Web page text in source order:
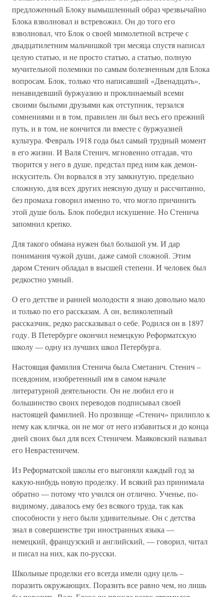
предложенный Блоку вымышленный образ чрезвычайно
Блока взволновал и встревожил. Он до того его
взволновал, что Блок о своей мимолетной встрече с
двадцатилетним мальчишкой три месяца спустя написал
целую статью, и не просто статью, а статью, полную
мучительной полемики по самым болезненным для Блока
вопросам. Блок, только что написавший «Двенадцать»,
ненавидевший буржуазию и проклинаемый всеми
своими былыми друзьями как отступник, терзался
сомнениями и в том, правилен ли был весь его прежний
путь, и в том, не кончится ли вместе с буржуазией
культура. Февраль 1918 года был самый трудный момент
в его жизни. И Валя Стенич, мгновенно отгадав, что
творится у него в душе, предстал пред ним как демон-
искуситель. Он ворвался в эту замкнутую, предельно
сложную, для всех других неясную душу и рассчитанно,
без промаха говорил именно то, что могло причинить
этой душе боль. Блок победил искушение. Но Стенича
запомнил крепко.
Для такого обмана нужен был большой ум. И дар
понимания чужой души, даже самой сложной. Этим
даром Стенич обладал в высшей степени. И человек был
редкостно умный.
О его детстве и ранней молодости я знаю довольно мало
и только по его рассказам. А он, великолепный
рассказчик, редко рассказывал о себе. Родился он в 1897
году. В Петербурге окончил немецкую Реформатскую
школу — одну из лучших школ Петербурга.
Настоящая фамилия Стенича была Сметанич. Стенич –
псевдоним, изобретенный им в самом начале
литературной деятельности. Он не любил его и
большинство своих переводов подписывал своей
настоящей фамилией. Но прозви­ще «Стенич» прилипло к
нему как кличка, он не мог от него избавиться и до конца
дней своих был для всех Стеничем. Маяковский называл
его Неврастеничем.
Из Реформатской школы его выгоняли каждый год за
какую-нибудь новую проделку. И всякий раз принимала
обратно — потому что учился он отлично. Ученье, по-
видимому, давалось ему без всякого труда, так как
способности у него были удивительные. Он с детства
знал в совершенстве три иностранных языка —
немецкий, французский и английский, — говорил, читал
и писал на них, как по-русски.
Школьные проделки его всегда имели одну цель –
поразить окружающих. Поразить все равно чем, но лишь